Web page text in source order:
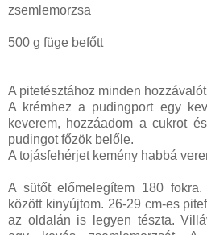
zsemlemorzsa
500 g füge befőtt
A pitetésztához minden
A krémhez a pudingport egy
keverem, hozzáadom a cukrot
pudingot főzök belőle.
A tojásfehérjet kemény habbá
A sütőt előmelegítem 180
között kinyújtom. 26-29 cm-es
az oldalán is legyen tészta.